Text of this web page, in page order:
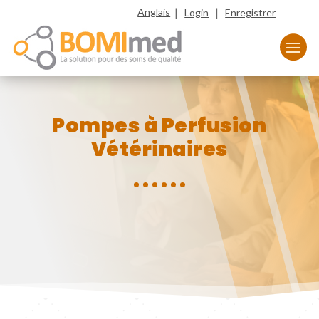
Anglais |Login |Enregistrer
Pompes à Perfusion
Vétérinaires